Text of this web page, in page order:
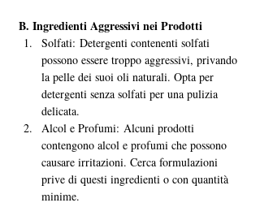
B. Ingredienti Aggressivi nei Prodotti
Solfati: Detergenti contenenti solfati
possono essere troppo aggressivi, privando
la pelle dei suoi oli naturali. Opta per
detergenti senza solfati per una pulizia
delicata.
Alcol e Profumi: Alcuni prodotti
contengono alcol e profumi che possono
causare irritazioni. Cerca formulazioni
prive di questi ingredienti o con quantità
minime.